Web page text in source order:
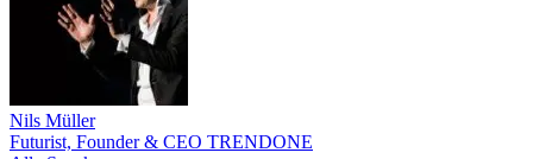
Nils Müller
Futurist, Founder & CEO TRENDONE